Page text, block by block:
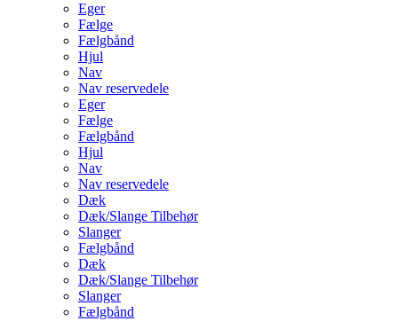
Eger
Fælge
Fælgbånd
Hjul
Nav
Nav reservedele
Eger
Fælge
Fælgbånd
Hjul
Nav
Nav reservedele
Dæk
Dæk/Slange Tilbehør
Slanger
Fælgbånd
Dæk
Dæk/Slange Tilbehør
Slanger
Fælgbånd